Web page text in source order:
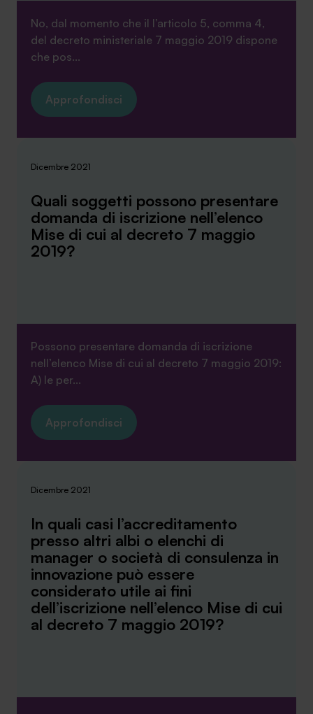
No, dal momento che il l’articolo 5, comma 4,
del decreto ministeriale 7 maggio 2019 dispone
che pos...
Approfondisci
Dicembre 2021
Quali soggetti possono presentare
domanda di iscrizione nell’elenco
Mise di cui al decreto 7 maggio
2019?
Possono presentare domanda di iscrizione
nell’elenco Mise di cui al decreto 7 maggio 2019:
A) le per...
Approfondisci
Dicembre 2021
In quali casi l’accreditamento
presso altri albi o elenchi di
manager o società di consulenza in
innovazione può essere
considerato utile ai fini
dell’iscrizione nell’elenco Mise di cui
al decreto 7 maggio 2019?